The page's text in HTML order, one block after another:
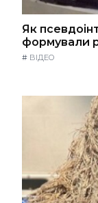
Як
формували
# ВІДЕО